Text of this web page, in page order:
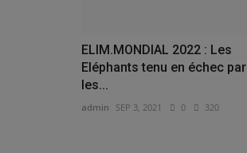
ELIM.MONDIAL 2022 : Les
Eléphants tenu en échec par
les...
admin SEP 3, 2021 0 320